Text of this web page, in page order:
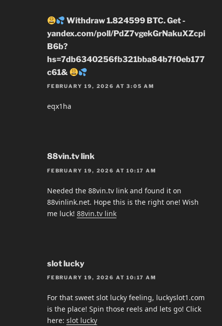
Withdraw 1.824599 BTC. Get -
yandex.com/poll/PdZ7vgekGrNakuXZcpi
B6b?
hs=7db6340256fb321bba84b7f0eb177
c61&
FEBRUARY 19, 2026 AT 3:05 AM
eqx1ha
88vin.tv link
FEBRUARY 19, 2026 AT 10:17 AM
Needed the 88vin.tv link and found it on
88vinlink.net. Hope this is the right one! Wish
me luck! 88vin.tv link
slot lucky
FEBRUARY 19, 2026 AT 10:17 AM
For that sweet slot lucky feeling, luckyslot1.com
is the place! Spin those reels and lets go! Click
here: slot lucky